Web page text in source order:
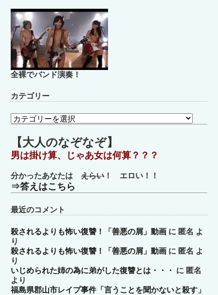
全裸でバンド演奏！
カテゴリー
カ
テ
ゴ
リ
ー
【大人のなぞなぞ】
男は掛け算、じゃあ女は何算？？？
分かったあなたはえらい！ エロい！！
⇒答えはこちら
最近のコメント
殺されるよりも怖い復讐！「善悪の屑」動画 に 匿名 よ
り
殺されるよりも怖い復讐！「善悪の屑」動画 に 匿名 よ
り
いじめられた姉の為に弟がした復讐とは・・・
に 匿名
より
福島県郡山市レイプ事件「言うことを聞かないと殺す」